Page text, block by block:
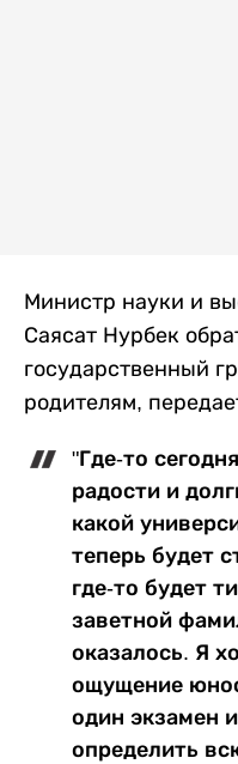
Министр науки и
Саясат Нурбек
государственный
родителям,
"Где-то
радости и
какой
теперь будет
где-то будет
заветной
оказалось. Я
ощущение
один экзамен
определить